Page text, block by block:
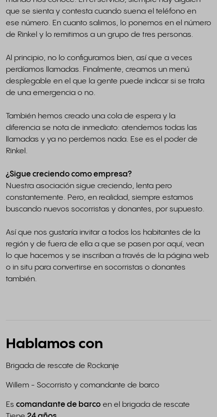
que se sienta y contesta cuando suena el teléfono en
ese número. En cuanto salimos, lo ponemos en el número
de Rinkel y lo remitimos a un grupo de tres personas.
Al principio, no lo configuramos bien, así que a veces
perdíamos llamadas. Finalmente, creamos un menú
desplegable en el que la gente puede indicar si se trata
de una emergencia o no.
También hemos creado una cola de espera y la
diferencia se nota de inmediato: atendemos todas las
llamadas y ya no perdemos nada. Ese es el poder de
Rinkel.
¿Sigue creciendo como empresa?
Nuestra asociación sigue creciendo, lenta pero
constantemente. Pero, en realidad, siempre estamos
buscando nuevos socorristas y donantes, por supuesto.
Así que nos gustaría invitar a todos los habitantes de la
región y de fuera de ella a que se pasen por aquí, vean
lo que hacemos y se inscriban a través de la página web
o in situ para convertirse en socorristas o donantes
también.
Hablamos con
Brigada de rescate de Rockanje
Willem - Socorristo y comandante de barco
Es comandante de barco en el brigada de rescate